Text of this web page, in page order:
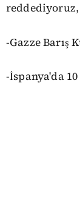
-Gazze Barış
-İspanya'da